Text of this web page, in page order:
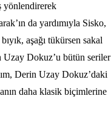
yönlendirerek
da yardımıyla Sisko,
aşağı tükürsen sakal
Uzay Dokuz’u bütün seriler
Derin Uzay Dokuz’daki
daha klasik biçimlerine